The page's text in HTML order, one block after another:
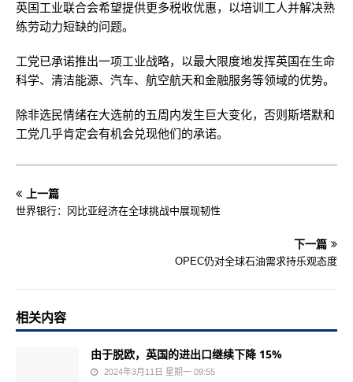
英国工业联合会希望提供更多税收优惠，以培训工人并解决熟
练劳动力短缺的问题。
工党已承诺推出一项工业战略，以最大限度地发挥英国在生命
科学、清洁能源、汽车、航空航天和金融服务等领域的优势。
除非选民情绪在大选前的五周内发生巨大变化，否则斯塔默和
工党几乎肯定会有机会兑现他们的承诺。
上一篇
世界银行：冈比亚经济在全球挑战中展现韧性
下一篇
OPEC仍对全球石油需求持乐观态度
相关内容
由于脱欧，英国的进出口继续下降 15%
2024年3月11日 星期一 09:55